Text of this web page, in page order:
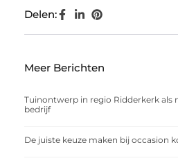
Delen:
Meer Berichten
Tuinontwerp in regio Ridderkerk
bedrijf
De juiste keuze maken bij occasion